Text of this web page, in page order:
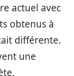
actuel avec
obtenus à
différente.
une